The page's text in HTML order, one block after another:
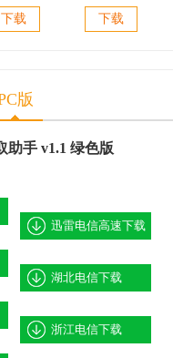
网络拓
下载
拓扑图绘制管
理) v3.5 绿色免
下载
版
助手 v1.1 绿色版
迅雷电信高速下载
湖北电信下载
浙江电信下载